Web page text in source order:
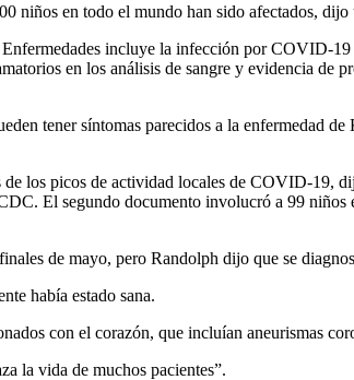
niños en todo el mundo han sido afectados,
incluye la infección por COVID-
en los análisis de sangre y evidencia de
tener síntomas parecidos a la enfermedad
de los picos de actividad locales de COVID-
El segundo documento involucró a 99
de mayo, pero Randolph dijo que se
había estado sana.
con el corazón, que incluían aneurismas
la vida de muchos pacientes”.